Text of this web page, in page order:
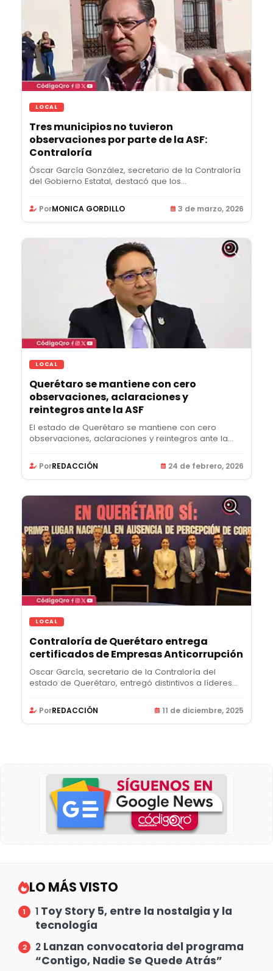
LOCAL
Tres municipios no tuvieron
observaciones por parte de la ASF:
Contraloría
Óscar García González, secretario de la Contraloría
del Gobierno Estatal, destacó que los...
PorMONICA GORDILLO 3 de marzo, 2026
LOCAL
Querétaro se mantiene con cero
observaciones, aclaraciones y
reintegros ante la ASF
El estado de Querétaro se mantiene con cero
observaciones, aclaraciones y reintegros ante la
PorREDACCIÓN 24 de febrero, 2026
LOCAL
Contraloría de Querétaro entrega
certificados de Empresas Anticorrupción
Oscar García, secretario de la Contraloría del
estado de Querétaro, entregó distintivos a líderes...
PorREDACCIÓN 11 de diciembre, 2025
LO MÁS VISTO
1 Toy Story 5, entre la nostalgia y la
tecnología
2 Lanzan convocatoria del programa
“Contigo, Nadie Se Quede Atrás”